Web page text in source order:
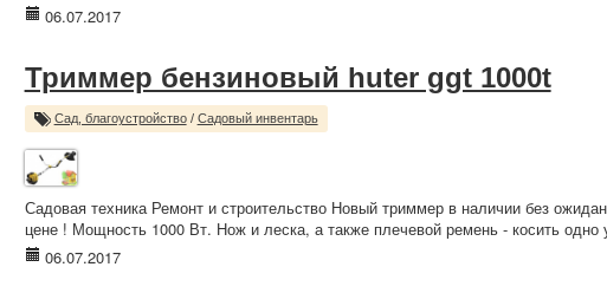
06.07.2017
Триммер бензиновый huter ggt 1000t
Сад, благоустройство/ Садовый инвентарь
Садовая техника Ремонт и строительство Новый триммер в наличии без
цене ! Мощность 1000 Вт. Нож и леска, а также плечевой ремень - косить одно
06.07.2017